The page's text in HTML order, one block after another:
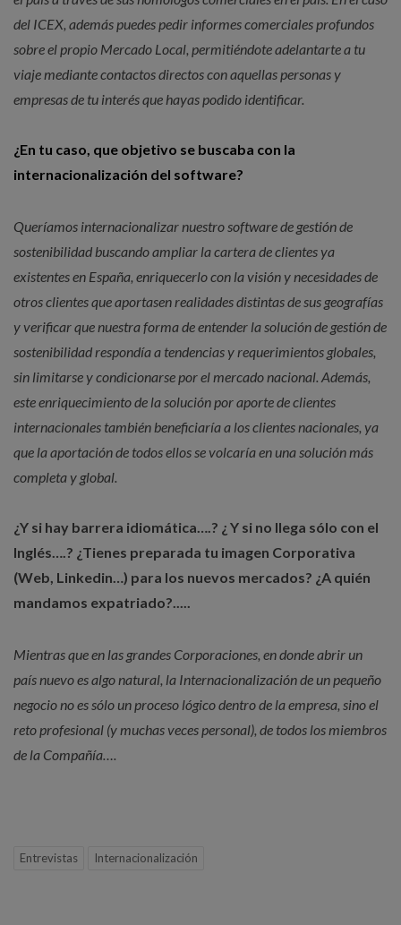
del ICEX, además puedes pedir informes comerciales profundos
sobre el propio Mercado Local, permitiéndote adelantarte a tu
viaje mediante contactos directos con aquellas personas y
empresas de tu interés que hayas podido identificar.
¿En tu caso, que objetivo se buscaba con la
internacionalización del software?
Queríamos internacionalizar nuestro software de gestión de
sostenibilidad buscando ampliar la cartera de clientes ya
existentes en España, enriquecerlo con la visión y necesidades de
otros clientes que aportasen realidades distintas de sus geografías
y verificar que nuestra forma de entender la solución de gestión de
sostenibilidad respondía a tendencias y requerimientos globales,
sin limitarse y condicionarse por el mercado nacional. Además,
este enriquecimiento de la solución por aporte de clientes
internacionales también beneficiaría a los clientes nacionales, ya
que la aportación de todos ellos se volcaría en una solución más
completa y global.
¿Y si hay barrera idiomática….? ¿ Y si no llega sólo con el
Inglés….? ¿Tienes preparada tu imagen Corporativa
(Web, Linkedin…) para los nuevos mercados? ¿A quién
mandamos expatriado?.....
Mientras que en las grandes Corporaciones, en donde abrir un
país nuevo es algo natural, la Internacionalización de un pequeño
negocio no es sólo un proceso lógico dentro de la empresa, sino el
reto profesional (y muchas veces personal), de todos los miembros
de la Compañía….
Entrevistas Internacionalización